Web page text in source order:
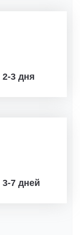
2-3 дня
3-7 дней